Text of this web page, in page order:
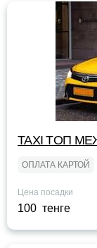
TAXI TOП
ОПЛАТА КАРТОЙ
Цена посадки
100 тенге